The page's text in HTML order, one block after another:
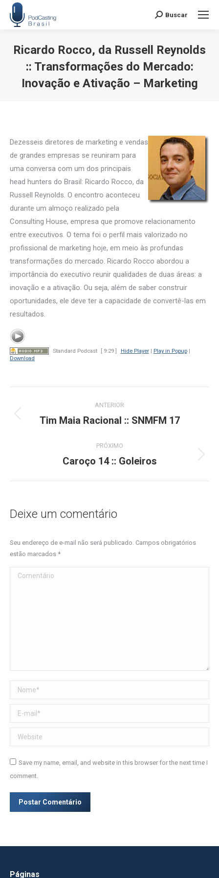
Search:
Buscar
Ricardo Rocco, da Russell Reynolds
:: Transformações do Mercado:
Inovação e Ativação – Marketing
Dezesseis diretores de marketing e vendas
de grandes empresas se reuniram para
uma conversa com um dos principais
head hunters do Brasil: Ricardo Rocco, da
Russell Reynolds. O encontro aconteceu
durante um almoço realizado pela
Consulting House, empresa que promove relacionamento
entre executivos. O tema foi o perfil mais valorizado no
profissional de marketing hoje, em meio às profundas
transformações do mercado. Ricardo Rocco abordou a
importância do executivo reunir qualidades de duas áreas: a
inovação e a ativação. Ou seja, além de saber construir
oportunidades, ele deve ter a capacidade de convertê-las em
resultados.
Standard Podcast [ 9:29 ] Hide Player| Play in Popup|
Download
de
ANTERIOR
Post
Tim Maia Racional :: SNMFM 17
PRÓXIMO
Próximo
Caroço 14 :: Goleiros
Deixe um comentário
Seu endereço de e-mail não será publicado. Campos obrigatórios
estão marcados *
Comentário
Nome *
E-mail *
Website
Save my name, email, and website in this browser for the next time I
comment.
Postar Comentário
Páginas